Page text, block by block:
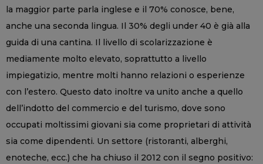
la maggior parte parla inglese e il 70% conosce, bene,
anche una seconda lingua. Il 30% degli under 40 è già alla
guida di una cantina. Il livello di scolarizzazione è
mediamente molto elevato, soprattutto a livello
impiegatizio, mentre molti hanno relazioni o esperienze
con l’estero. Questo dato inoltre va unito anche a quello
dell’indotto del commercio e del turismo, dove sono
occupati moltissimi giovani sia come proprietari di attività
sia come dipendenti. Un settore (ristoranti, alberghi,
enoteche, ecc.) che ha chiuso il 2012 con il segno positivo: